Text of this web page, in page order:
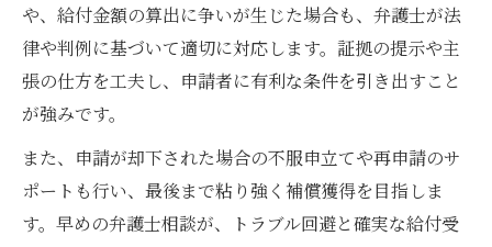
や、給付金額の算出に争いが生じた場合も、弁護士が法
律や判例に基づいて適切に対応します。証拠の提示や主
張の仕方を工夫し、申請者に有利な条件を引き出すこと
が強みです。
また、申請が却下された場合の不服申立てや再申請のサ
ポートも行い、最後まで粘り強く補償獲得を目指しま
す。早めの弁護士相談が、トラブル回避と確実な給付受